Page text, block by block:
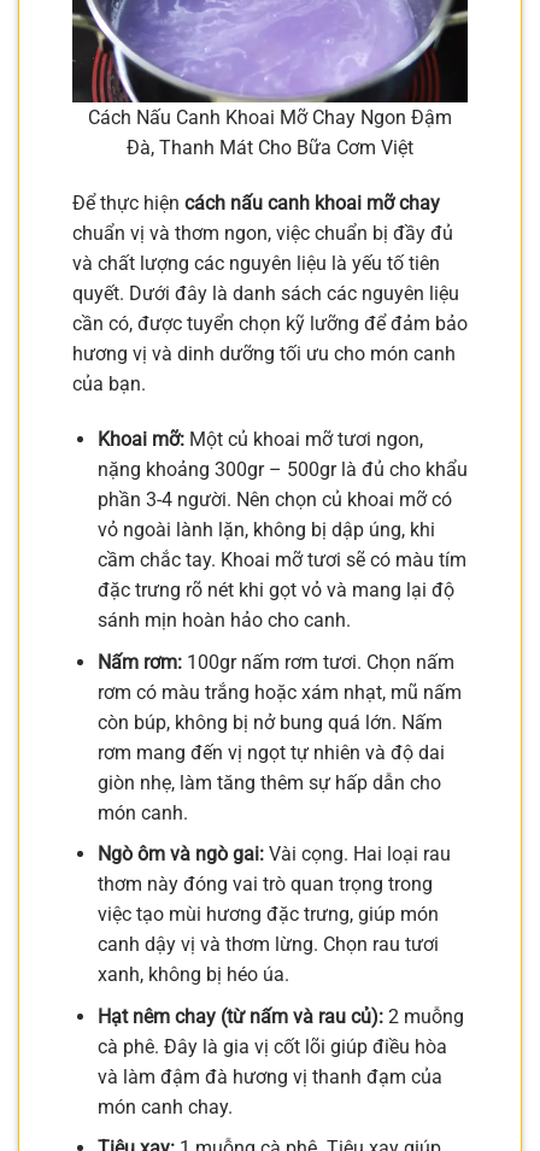
Cách Nấu Canh Khoai Mỡ Chay Ngon Đậm
Đà, Thanh Mát Cho Bữa Cơm Việt
Để thực hiện cách nấu canh khoai mỡ chay
chuẩn vị và thơm ngon, việc chuẩn bị đầy đủ
và chất lượng các nguyên liệu là yếu tố tiên
quyết. Dưới đây là danh sách các nguyên liệu
cần có, được tuyển chọn kỹ lưỡng để đảm bảo
hương vị và dinh dưỡng tối ưu cho món canh
của bạn.
Khoai mỡ:Một củ khoai mỡ tươi ngon,
nặng khoảng 300gr – 500gr là đủ cho khẩu
phần 3-4 người. Nên chọn củ khoai mỡ có
vỏ ngoài lành lặn, không bị dập úng, khi
cầm chắc tay. Khoai mỡ tươi sẽ có màu tím
đặc trưng rõ nét khi gọt vỏ và mang lại độ
sánh mịn hoàn hảo cho canh.
Nấm rơm:100gr nấm rơm tươi. Chọn nấm
rơm có màu trắng hoặc xám nhạt, mũ nấm
còn búp, không bị nở bung quá lớn. Nấm
rơm mang đến vị ngọt tự nhiên và độ dai
giòn nhẹ, làm tăng thêm sự hấp dẫn cho
món canh.
Ngò ôm và ngò gai:Vài cọng. Hai loại rau
thơm này đóng vai trò quan trọng trong
việc tạo mùi hương đặc trưng, giúp món
canh dậy vị và thơm lừng. Chọn rau tươi
xanh, không bị héo úa.
Hạt nêm chay (từ nấm và rau củ):2 muỗng
cà phê. Đây là gia vị cốt lõi giúp điều hòa
và làm đậm đà hương vị thanh đạm của
món canh chay.